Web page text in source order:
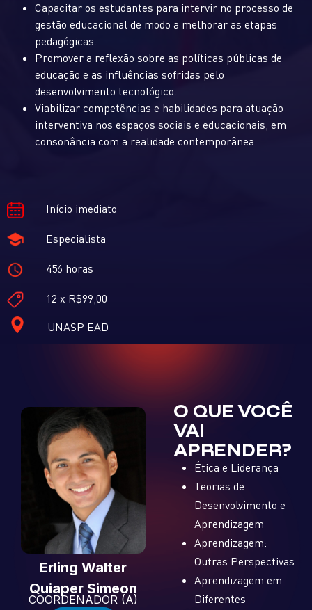
Capacitar os estudantes para intervir no processo de
gestão educacional de modo a melhorar as etapas
pedagógicas.
Promover a reflexão sobre as políticas públicas de
educação e as influências sofridas pelo
desenvolvimento tecnológico.
Viabilizar competências e habilidades para atuação
interventiva nos espaços sociais e educacionais, em
consonância com a realidade contemporânea.
Início imediato
Especialista
456 horas
12 x R$99,00
UNASP EAD
Erling Walter
Quiaper Simeon
COORDENADOR (A)
O QUE VOCÊ
VAI
APRENDER?
Ética e Liderança
Teorias de
Desenvolvimento e
Aprendizagem
Aprendizagem:
Outras Perspectivas
Aprendizagem em
Diferentes